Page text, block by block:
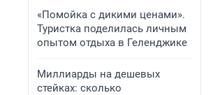
«Помойка с дикими ценами».
Туристка поделилась личным
опытом отдыха в Геленджике
Миллиарды на дешевых
стейках: сколько